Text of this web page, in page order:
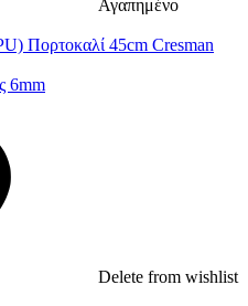
Αγαπημένο
Πορτοκαλί 45cm Cresman
Delete from wishlist